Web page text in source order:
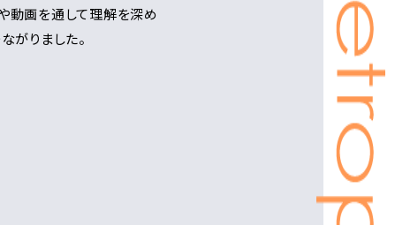
動画を通して理解を深め
がりました。